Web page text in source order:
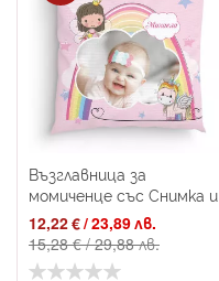
Възглавница за
момиченце със Снимка и
Надпис
Промо
цена
12,22 €/23,89 лв.
15,28 €/29,88 лв.